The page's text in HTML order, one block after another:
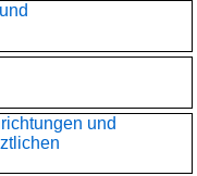
und